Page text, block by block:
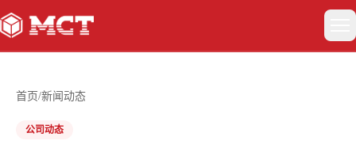
具身智能
首页/新闻动态
公司动态